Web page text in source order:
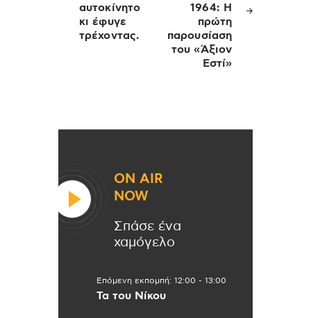
αυτοκίνητο
κι έφυγε
τρέχοντας.
1964: Η
πρώτη
παρουσίαση
του «Άξιον
Εστί»
ON AIR
NOW
Σπάσε ένα
χαμόγελο
Επόμενη εκπομπή: 12:00 - 13:00
Τα του Νίκου